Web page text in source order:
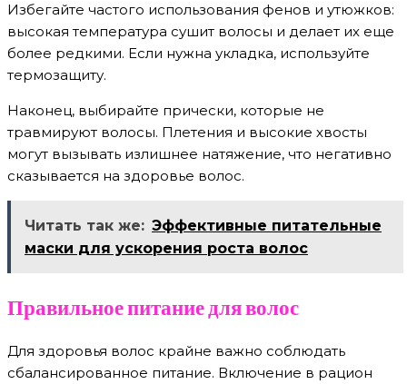
Избегайте частого использования фенов и утюжков:
высокая температура сушит волосы и делает их еще
более редкими. Если нужна укладка, используйте
термозащиту.
Наконец, выбирайте прически, которые не
травмируют волосы. Плетения и высокие хвосты
могут вызывать излишнее натяжение, что негативно
сказывается на здоровье волос.
Читать так же: Эффективные питательные
маски для ускорения роста волос
Правильное питание для волос
Для здоровья волос крайне важно соблюдать
сбалансированное питание. Включение в рацион